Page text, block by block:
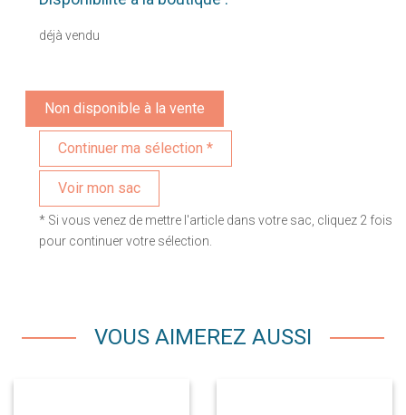
déjà vendu
Non disponible à la vente
Voir mon sac
* Si vous venez de mettre l'article dans votre sac, cliquez 2 fois
pour continuer votre sélection.
VOUS AIMEREZ AUSSI